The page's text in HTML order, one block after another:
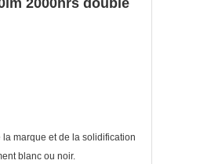
2000hrs double
marque et de la solidification
blanc ou noir.